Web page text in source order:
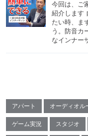
今回は、ご
紹介します
たい時、ま
う。防音カ
なインナー
アパート オーディオル
ゲーム実況 スタジオ